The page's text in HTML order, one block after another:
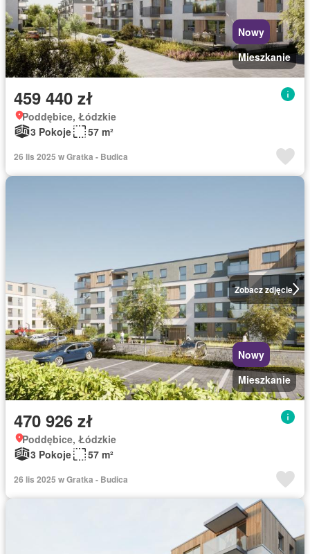
Nowy
Mieszkanie
459 440 zł
Poddębice, Łódzkie
3 Pokoje
57 m²
26 lis 2025 w Gratka - Budica
Zobacz zdjęcie
Nowy
Mieszkanie
470 926 zł
Poddębice, Łódzkie
3 Pokoje
57 m²
26 lis 2025 w Gratka - Budica